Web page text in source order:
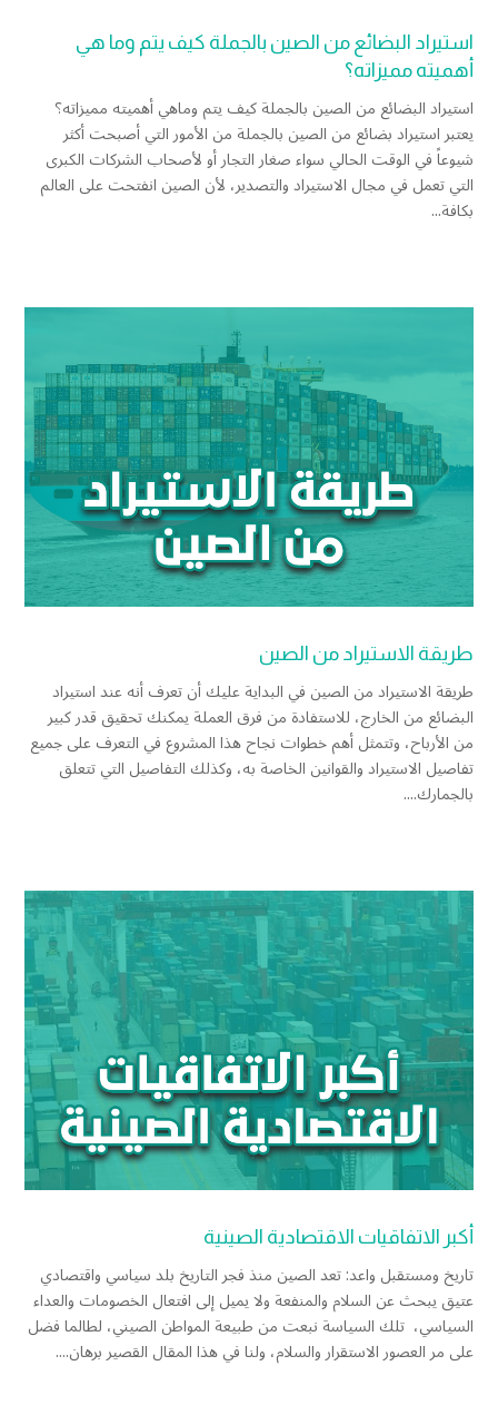
استيراد البضائع من الصين بالجملة كيف يتم وما هي
أهميته مميزاته؟
استيراد البضائع من الصين بالجملة كيف يتم وماهي أهميته مميزاته؟
يعتبر استيراد بضائع من الصين بالجملة من الأمور التي أصبحت أكثر
شيوعاً في الوقت الحالي سواء صغار التجار أو لأصحاب الشركات الكبرى
التي تعمل في مجال الاستيراد والتصدير، لأن الصين انفتحت على العالم
بكافة...
طريقة الاستيراد من الصين
طريقة الاستيراد من الصين في البداية عليك أن تعرف أنه عند استيراد
البضائع من الخارج، للاستفادة من فرق العملة يمكنك تحقيق قدر كبير
من الأرباح، وتتمثل أهم خطوات نجاح هذا المشروع في التعرف على جميع
تفاصيل الاستيراد والقوانين الخاصة به، وكذلك التفاصيل التي تتعلق
بالجمارك....
أكبر الاتفاقيات الاقتصادية الصينية
تاريخ ومستقبل واعد: تعد الصين منذ فجر التاريخ بلد سياسي واقتصادي
عتيق يبحث عن السلام والمنفعة ولا يميل إلى افتعال الخصومات والعداء
السياسي، تلك السياسة نبعت من طبيعة المواطن الصيني، لطالما فضل
على مر العصور الاستقرار والسلام، ولنا في هذا المقال القصير برهان....